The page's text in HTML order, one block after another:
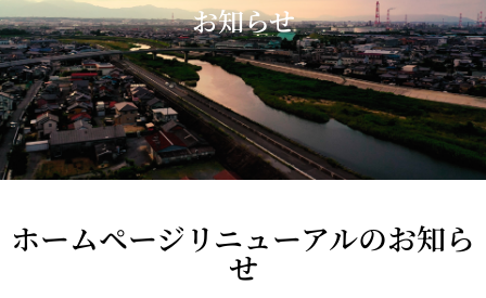
お知らせ
ホームページリニューアルのお知ら
せ